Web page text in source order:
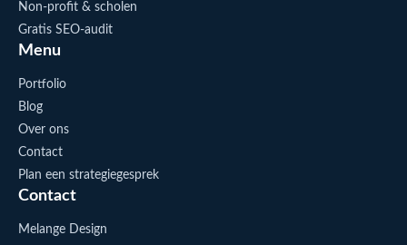
Non-profit & scholen
Gratis SEO-audit
Menu
Portfolio
Blog
Over ons
Contact
Plan een strategiegesprek
Contact
Melange Design